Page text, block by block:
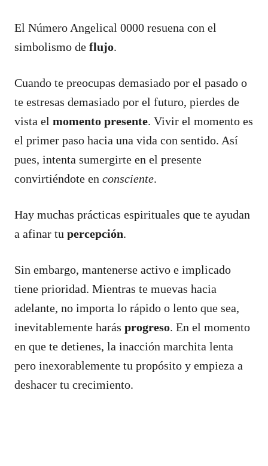
El Número Angelical 0000 resuena con el
simbolismo de flujo.
Cuando te preocupas demasiado por el pasado o
te estresas demasiado por el futuro, pierdes de
vista el momento presente. Vivir el momento es
el primer paso hacia una vida con sentido. Así
pues, intenta sumergirte en el presente
convirtiéndote en consciente.
Hay muchas prácticas espirituales que te ayudan
a afinar tu percepción.
Sin embargo, mantenerse activo e implicado
tiene prioridad. Mientras te muevas hacia
adelante, no importa lo rápido o lento que sea,
inevitablemente harás progreso. En el momento
en que te detienes, la inacción marchita lenta
pero inexorablemente tu propósito y empieza a
deshacer tu crecimiento.